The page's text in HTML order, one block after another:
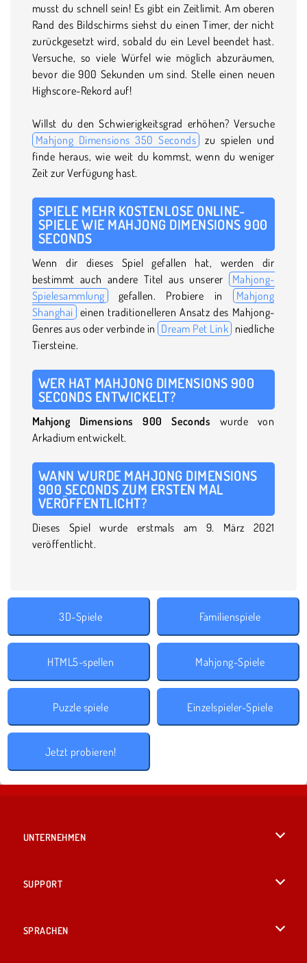
musst du schnell sein! Es gibt ein Zeitlimit. Am oberen
Rand des Bildschirms siehst du einen Timer, der nicht
zurückgesetzt wird, sobald du ein Level beendet hast.
Versuche, so viele Würfel wie möglich abzuräumen,
bevor die 900 Sekunden um sind. Stelle einen neuen
Highscore-Rekord auf!
Willst du den Schwierigkeitsgrad erhöhen? Versuche
Mahjong Dimensions 350 Seconds
zu spielen und
finde heraus, wie weit du kommst, wenn du weniger
Zeit zur Verfügung hast.
SPIELE MEHR KOSTENLOSE ONLINE-
SPIELE WIE MAHJONG DIMENSIONS 900
SECONDS
Wenn dir dieses Spiel gefallen hat, werden dir
bestimmt auch andere Titel aus unserer
Mahjong-
Spielesammlung gefallen. Probiere in
Mahjong
Shanghai einen traditionelleren Ansatz des Mahjong-
Genres aus oder verbinde in Dream Pet Link niedliche
Tiersteine.
WER HAT MAHJONG DIMENSIONS 900
SECONDS ENTWICKELT?
Mahjong Dimensions 900 Seconds wurde von
Arkadium entwickelt.
WANN WURDE MAHJONG DIMENSIONS
900 SECONDS ZUM ERSTEN MAL
VERÖFFENTLICHT?
Dieses Spiel wurde erstmals am 9. März 2021
veröffentlicht.
3D-Spiele Familienspiele
HTML5-spellen Mahjong-Spiele
Puzzle spiele Einzelspieler-Spiele
Jetzt probieren!
UNTERNEHMEN
SUPPORT
SPRACHEN